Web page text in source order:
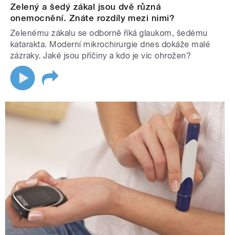
Zelený a šedý zákal jsou dvě různá
onemocnění. Znáte rozdíly mezi nimi?
Zelenému zákalu se odborně říká glaukom, šedému
katarakta. Moderní mikrochirurgie dnes dokáže malé
zázraky. Jaké jsou příčiny a kdo je víc ohrožen?